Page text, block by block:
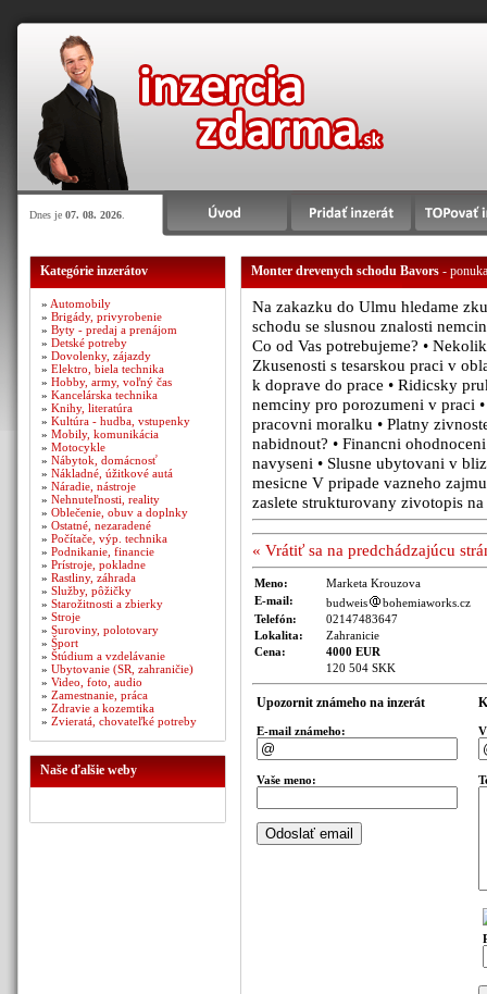
Dnes je 07. 08. 2026
Kategórie inzerátov
» Automobily
» Brigády, privyrobenie
» Byty - predaj a prenájom
» Detské potreby
» Dovolenky, zájazdy
» Elektro, biela technika
» Hobby, army, voľný čas
» Kancelárska technika
» Knihy, literatúra
» Kultúra - hudba, vstupenky
» Mobily, komunikácia
» Motocykle
» Nábytok, domácnosť
» Nákladné, úžitkové autá
» Náradie, nástroje
» Nehnuteľnosti, reality
» Oblečenie, obuv a doplnky
» Ostatné, nezaradené
» Počítače, výp. technika
» Podnikanie, financie
» Prístroje, pokladne
» Rastliny, záhrada
» Služby, pôžičky
» Starožitnosti a zbierky
» Stroje
» Suroviny, polotovary
» Šport
» Štúdium a vzdelávanie
» Ubytovanie (SR, zahraničie)
» Video, foto, audio
» Zamestnanie, práca
» Zdravie a kozemtika
» Zvieratá, chovateľké potreby
Naše ďalšie weby
Monter drevenych schodu Bavors-
Na zakazku do Ulmu hledame
schodu se slusnou znalosti
Co od Vas potrebujeme? •
Zkusenosti s tesarskou praci v
k doprave do prace • Ridicsky
nemciny pro porozumeni v praci
pracovni moralku • Platny
nabidnout? • Financni
navyseni • Slusne ubytovani v
mesicne V pripade vazneho
zaslete strukturovany zivotopis
« Vrátiť sa na predchádzajúcu
Meno:
Marketa Krouzova
E-mail:
budweis
bohemiaworks.cz
Telefón:
02147483647
Lokalita:
Zahranicie
Cena:
4000 EUR
120 504 SKK
Upozornit známeho na inzerát
E-mail známeho:
Vaše meno: